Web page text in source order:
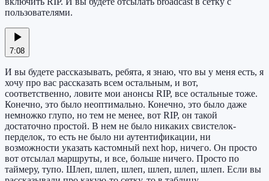
пользователями.
7:08
И вы будете рассказывать, ребята, я знаю, что вы у меня есть, я
хочу про вас рассказать всем остальным, и вот,
соответственно, ловите мои анонсы RIP, все остальные тоже.
Конечно, это было неоптимально. Конечно, это было даже
немножко глупо, но тем не менее, вот RIP, он такой
достаточно простой. В нем не было никаких свистелок-
перделок, то есть не было ни аутентификации, ни
возможности указать кастомный next hop, ничего. Он просто
вот отсылал маршруты, и все, больше ничего. Просто по
таймеру, тупо. Шлеп, шлеп, шлеп, шлеп, шлеп, шлеп. Если вы